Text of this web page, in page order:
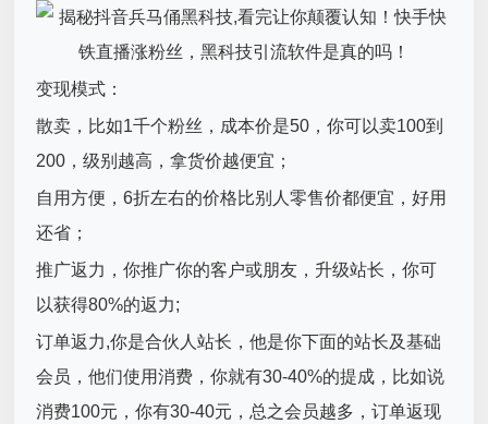
变现模式：
散卖，比如1千个粉丝，成本价是50，你可以卖100到
200，级别越高，拿货价越便宜；
自用方便，6折左右的价格比别人零售价都便宜，好用
还省；
推广返力，你推广你的客户或朋友，升级站长，你可
以获得80%的返力;
订单返力,你是合伙人站长，他是你下面的站长及基础
会员，他们使用消费，你就有30-40%的提成，比如说
消费100元，你有30-40元，总之会员越多，订单返现